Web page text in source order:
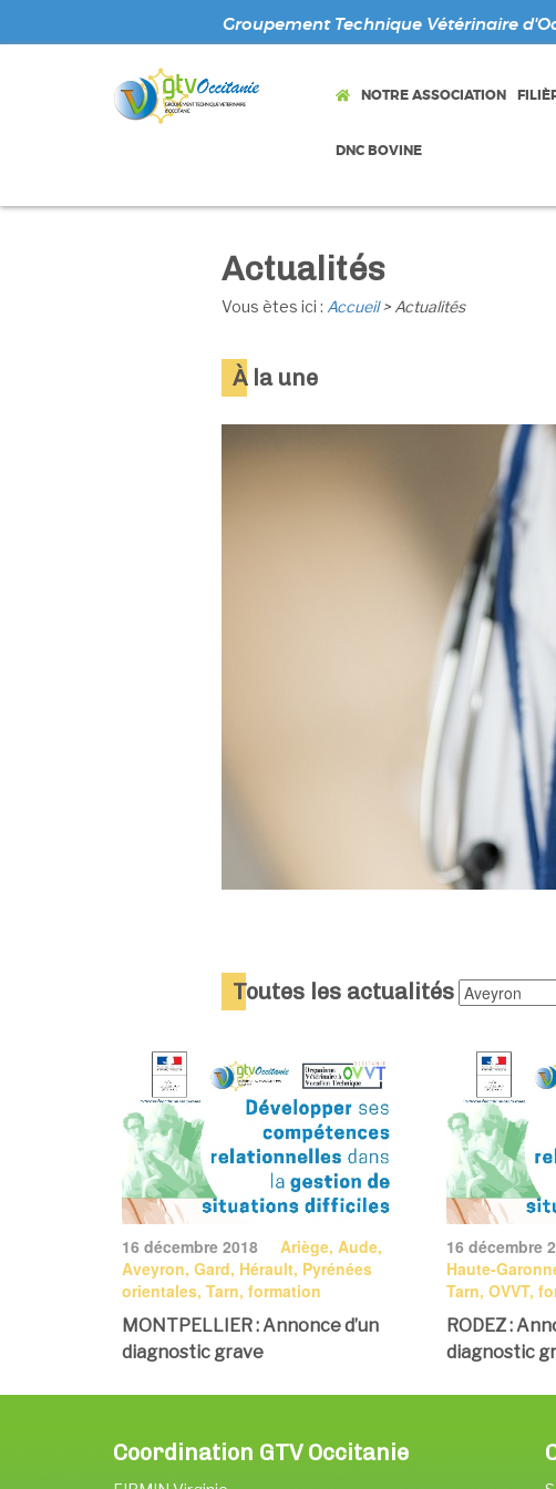
Groupement Technique Vétérinaire
NOTRE ASSOCIATION
DNC BOVINE
Actualités
Vous ètes ici : Accueil> Actualités
Àla une
Toutes les actualités
16 décembre 2018
Ariège, Aude,
Aveyron, Gard, Hérault, Pyrénées
orientales, Tarn, formation
MONTPELLIER : Annonce d’un
diagnostic grave
16 décembre
Haute-
Tarn, OVVT,
RODEZ :
diagnostic
Coordination GTV Occitanie